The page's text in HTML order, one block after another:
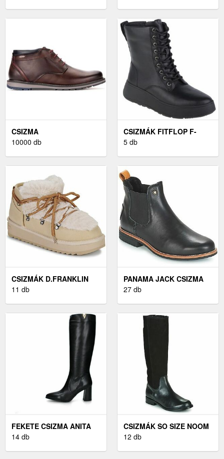
CSIZMA
10000 db
CSIZMÁK FITFLOP F-
MODE
5 db
CSIZMÁK D.FRANKLIN
NORDIC 370
11 db
PANAMA JACK CSIZMA
FEKETE
27 db
FEKETE CSIZMA ANITA
14 db
CSIZMÁK SO SIZE NOOM
12 db